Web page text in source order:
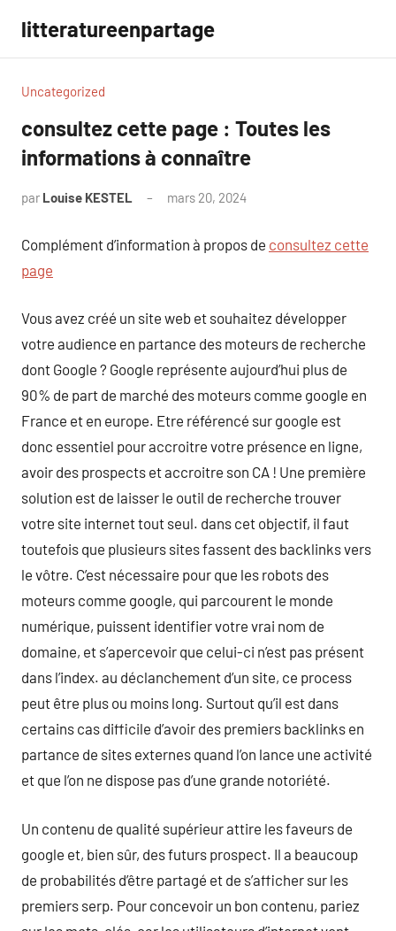
contenu
litteratureenpartage
Uncategorized
consultez cette page : Toutes les
informations à connaître
par Louise KESTEL mars 20, 2024
Complément d’information à propos de consultez cette
page
Vous avez créé un site web et souhaitez développer
votre audience en partance des moteurs de recherche
dont Google ? Google représente aujourd’hui plus de
90% de part de marché des moteurs comme google en
France et en europe. Etre référencé sur google est
donc essentiel pour accroitre votre présence en ligne,
avoir des prospects et accroitre son CA ! Une première
solution est de laisser le outil de recherche trouver
votre site internet tout seul. dans cet objectif, il faut
toutefois que plusieurs sites fassent des backlinks vers
le vôtre. C’est nécessaire pour que les robots des
moteurs comme google, qui parcourent le monde
numérique, puissent identifier votre vrai nom de
domaine, et s’apercevoir que celui-ci n’est pas présent
dans l’index. au déclanchement d’un site, ce process
peut être plus ou moins long. Surtout qu’il est dans
certains cas difficile d’avoir des premiers backlinks en
partance de sites externes quand l’on lance une activité
et que l’on ne dispose pas d’une grande notoriété.
Un contenu de qualité supérieur attire les faveurs de
google et, bien sûr, des futurs prospect. Il a beaucoup
de probabilités d’être partagé et de s’afficher sur les
premiers serp. Pour concevoir un bon contenu, pariez